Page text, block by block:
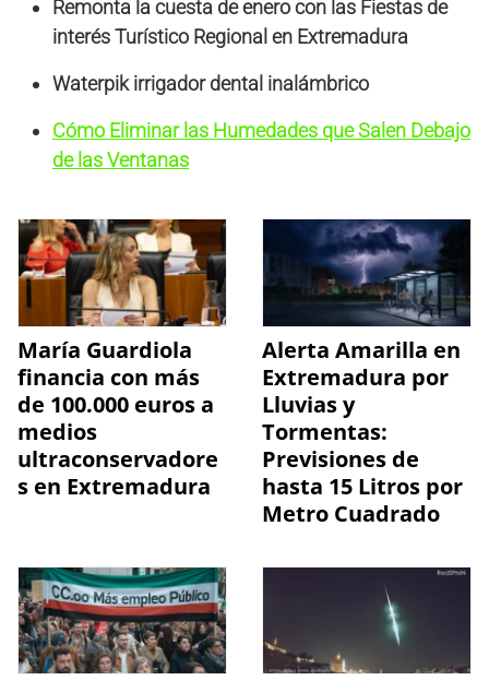
Remonta la cuesta de enero con las Fiestas de
interés Turístico Regional en Extremadura
Waterpik irrigador dental inalámbrico
Cómo Eliminar las Humedades que Salen Debajo
de las Ventanas
María Guardiola
financia con más
de 100.000 euros a
medios
ultraconservadore
s en Extremadura
Alerta Amarilla en
Extremadura por
Lluvias y
Tormentas:
Previsiones de
hasta 15 Litros por
Metro Cuadrado